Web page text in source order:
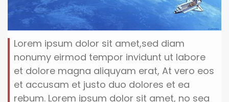
Lorem ipsum dolor sit amet,sed diam
nonumy eirmod tempor invidunt ut labore
et dolore magna aliquyam erat, At vero eos
et accusam et justo duo dolores et ea
rebum. Lorem ipsum dolor sit amet, no sea